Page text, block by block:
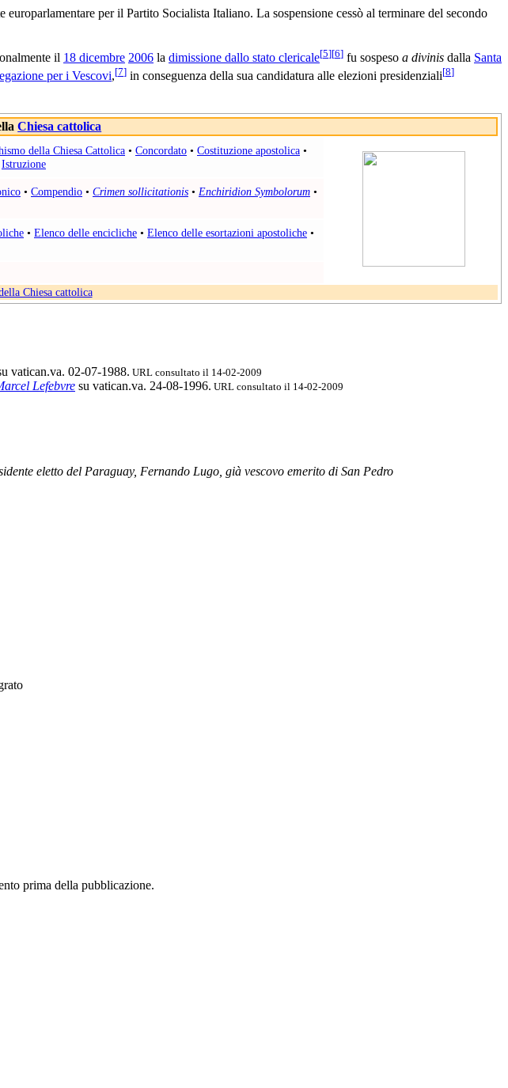
europarlamentare per il Partito Socialista Italiano. La sospensione cessò al terminare del secondo
il 18 dicembre 2006 la dimissione dallo stato clericale[5][6] fu sospeso a divinis dalla Santa
per i Vescovi,[7] in conseguenza della sua candidatura alle elezioni presidenziali[8]
Chiesa cattolica
della Chiesa Cattolica • Concordato • Costituzione apostolica •
Istruzione
• Compendio • Crimen sollicitationis • Enchiridion Symbolorum •
• Elenco delle encicliche • Elenco delle esortazioni apostoliche •
Chiesa cattolica
vatican.va. 02-07-1988. URL consultato il 14-02-2009
Lefebvre su vatican.va. 24-08-1996. URL consultato il 14-02-2009
eletto del Paraguay, Fernando Lugo, già vescovo emerito di San Pedro
prima della pubblicazione.